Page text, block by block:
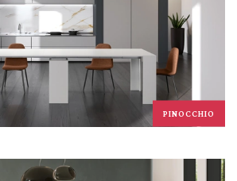
PINOCCHIO